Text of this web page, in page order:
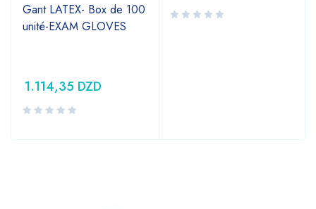
Gant LATEX- Box de 100
unité-EXAM GLOVES
1.114,35 DZD